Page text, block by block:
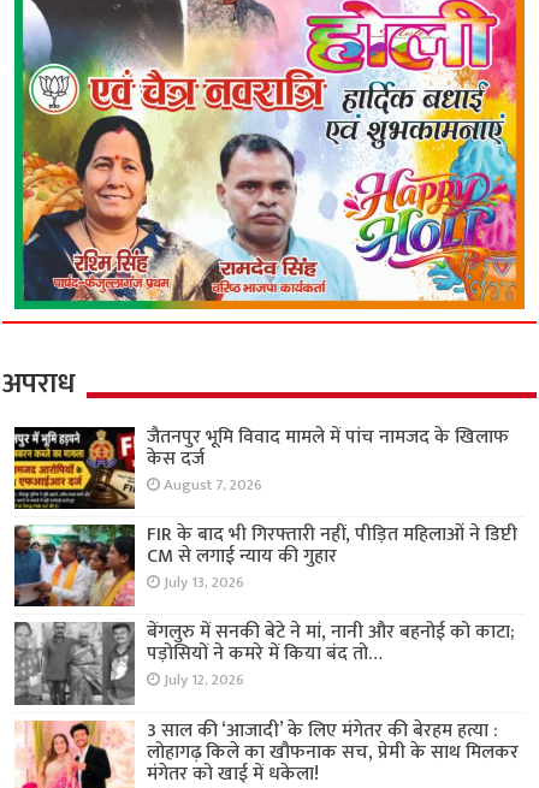
अपराध
जैतनपुर भूमि विवाद मामले में पांच नामजद के खिलाफ
केस दर्ज
August 7, 2026
FIR के बाद भी गिरफ्तारी नहीं, पीड़ित महिलाओं ने डिप्टी
CM से लगाई न्याय की गुहार
July 13, 2026
बेंगलुरु में सनकी बेटे ने मां, नानी और बहनोई को काटा;
पड़ोसियों ने कमरे में किया बंद तो…
July 12, 2026
3 साल की ‘आजादी’ के लिए मंगेतर की बेरहम हत्या :
लोहागढ़ किले का खौफनाक सच, प्रेमी के साथ मिलकर
मंगेतर को खाई में धकेला!